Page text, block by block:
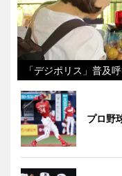
「デジポリス」普及
プロ野